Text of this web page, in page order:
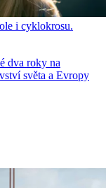
i cyklokrosu.
dva roky na
světa a Evropy